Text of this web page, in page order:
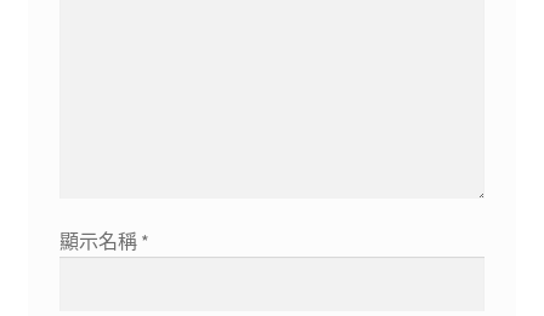
顯示名稱 *